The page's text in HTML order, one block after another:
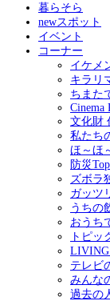
暮らそら
newスポット
イベント
コーナー
イケメ
キラリ
ちまた
Cinema
文化財
私たち
ほ～ほ
防災
ズボラ
ガッツ
うちの
おうち
トピッ
LIVING
テレビ
みんな
過去の